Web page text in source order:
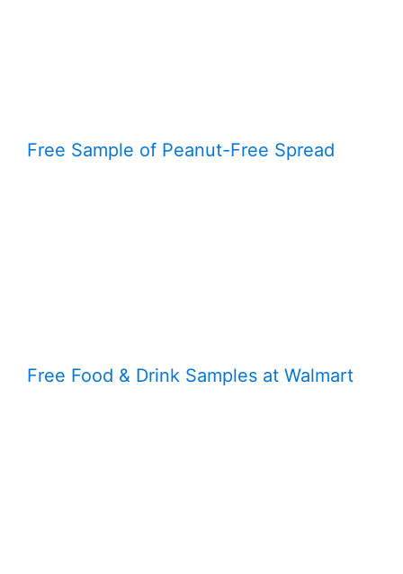
Free Sample of Peanut-Free Spread
Free Food & Drink Samples at Walmart